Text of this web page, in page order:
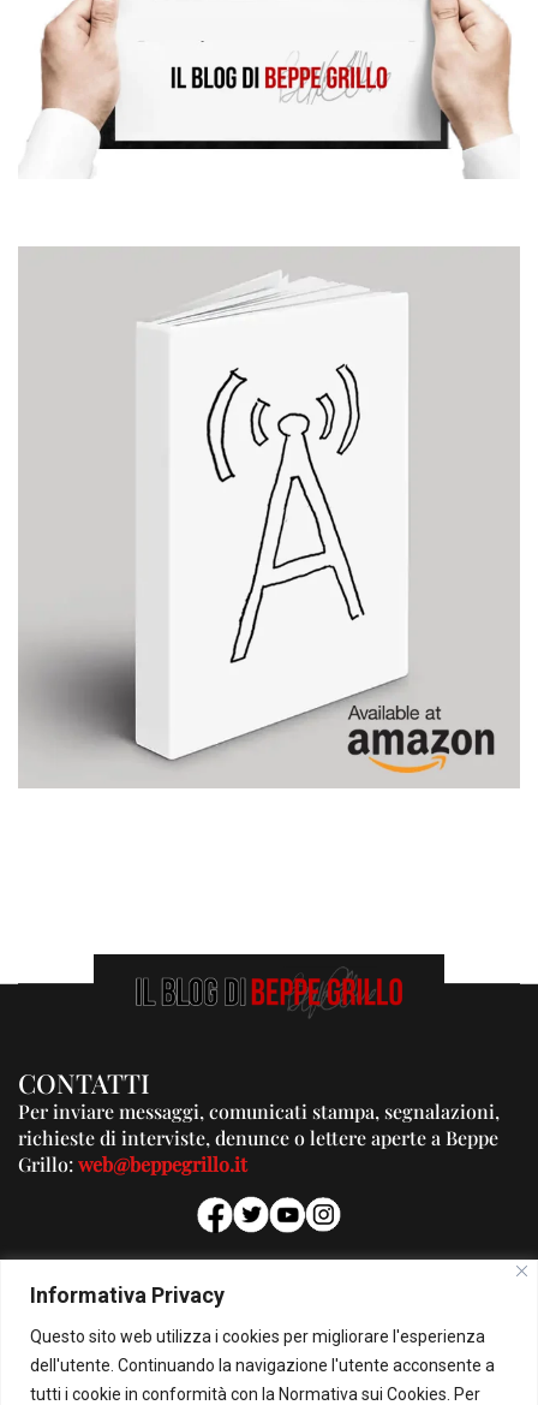
Informativa Privacy
Questo sito web utilizza i cookies per migliorare l'esperienza
dell'utente. Continuando la navigazione l'utente acconsente a
tutti i cookie in conformità con la Normativa sui Cookies. Per
CONTATTI
Per inviare messaggi, comunicati stampa, segnalazioni,
richieste di interviste, denunce o lettere aperte a Beppe
Grillo:web@beppegrillo.it
PUBBLICITA'
Per la tua pubblicità su questo Blog:
pubblicita@beppegrillo.it